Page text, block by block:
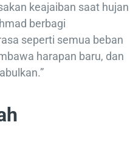
keajaiban saat hujan
berbagi
seperti semua beban
harapan baru, dan